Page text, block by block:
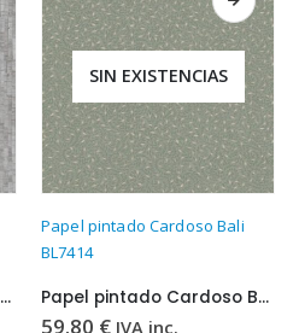
Papel pintado Cardoso Bali BL4919
SIN EXISTENCIAS
Papel pintado Cardoso Bali
BL7414
Papel pintado Cardoso Bali BL7414
59.80 € IVA inc.